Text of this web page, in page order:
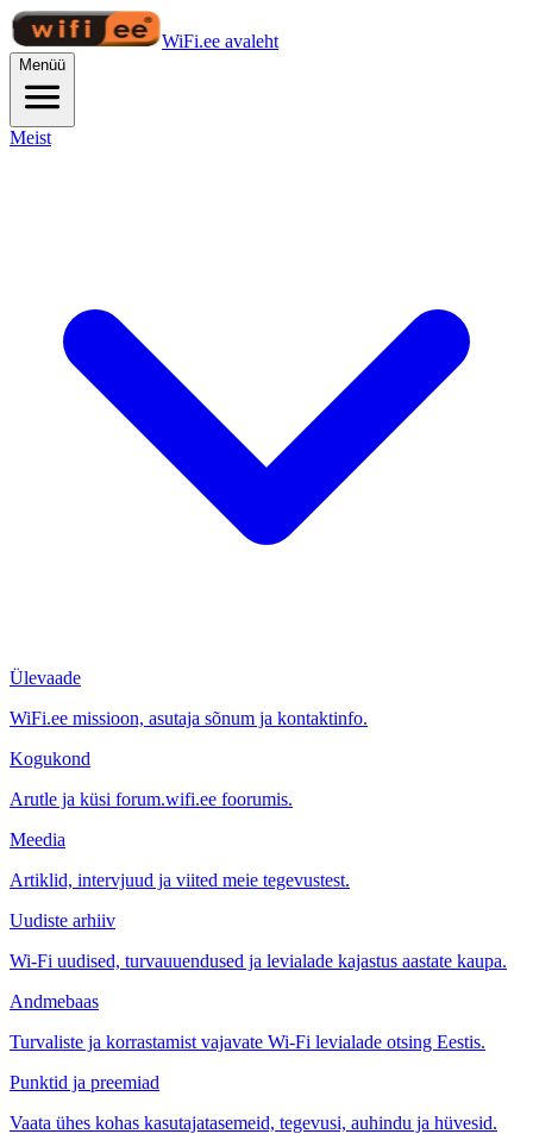
WiFi.ee avaleht
Menüü
Meist
Ülevaade
WiFi.ee missioon, asutaja sõnum ja kontaktinfo.
Kogukond
Arutle ja küsi forum.wifi.ee foorumis.
Meedia
Artiklid, intervjuud ja viited meie tegevustest.
Uudiste arhiiv
Wi-Fi uudised, turvauuendused ja levialade kajastus aastate kaupa.
Andmebaas
Turvaliste ja korrastamist vajavate Wi-Fi levialade otsing Eestis.
Punktid ja preemiad
Vaata ühes kohas kasutajatasemeid, tegevusi, auhindu ja hüvesid.